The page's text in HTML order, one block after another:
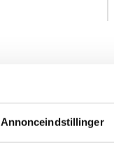
Annonceindstillinger